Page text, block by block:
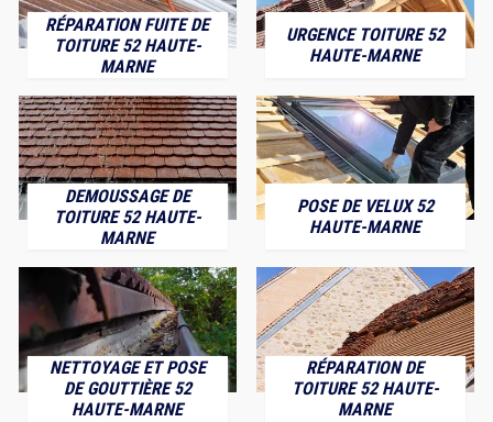
RÉPARATION FUITE DE
TOITURE 52 HAUTE-
MARNE
URGENCE TOITURE 52
HAUTE-MARNE
DEMOUSSAGE DE
TOITURE 52 HAUTE-
MARNE
POSE DE VELUX 52
HAUTE-MARNE
NETTOYAGE ET POSE
DE GOUTTIÈRE 52
HAUTE-MARNE
RÉPARATION DE
TOITURE 52 HAUTE-
MARNE